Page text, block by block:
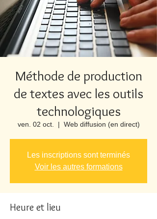
Méthode de production
de textes avec les outils
technologiques
ven. 02 oct.
  |
Web diffusion (en direct)
Les inscriptions sont terminés
Voir les autres formations
Heure et lieu